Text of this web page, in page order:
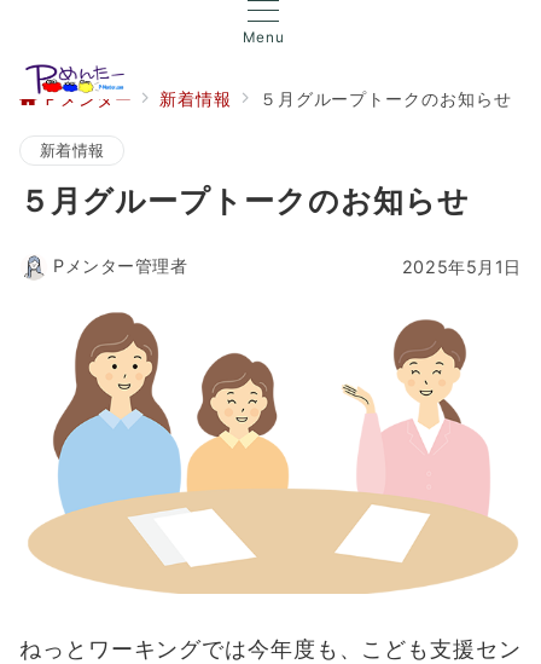
Menu
Ｐメンター 新着情報 ５月グループトークのお知らせ
新着情報
５月グループトークのお知らせ
2025年5月1日
Pメンター管理者
ねっとワーキングでは今年度も、こども支援セン